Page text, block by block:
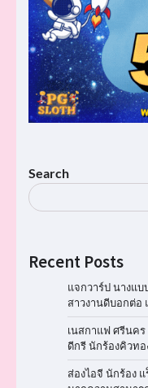
Search
Recent Posts
แจกวาร์ป นางแ
สาวงานดีบอกต่อ
เนสกาแฟ ศรีนค
ดีกรี นักร้องคิวทอ
ส่องไอจี นักร้อง แ